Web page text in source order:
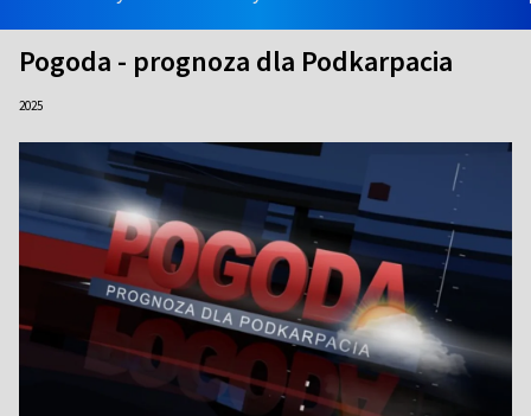
Pogoda - prognoza dla Podkarpacia
2025